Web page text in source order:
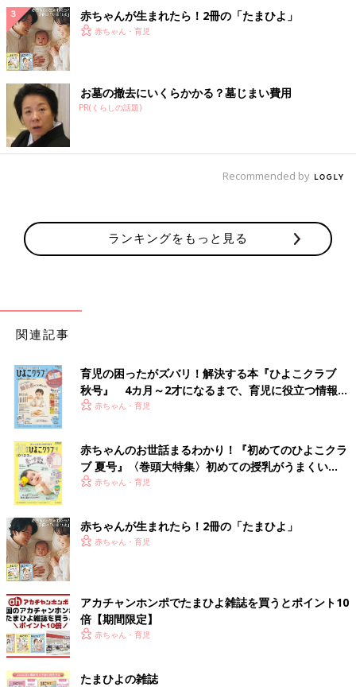
赤ちゃんが生まれたら！2冊の「たまひよ」
赤ちゃん・育児
お墓の撤去にいくらかかる？墓じまい費用
PR(くらしの話題)
Recommended by
ランキングをもっと見る
関連記事
育児の困ったがズバリ！解決する本『ひよこクラブ
秋号』 4カ月～2才になるまで、育児に役立つ情報が
いっぱい！
赤ちゃん・育児
赤ちゃんのお世話まるわかり！『初めてのひよこクラ
ブ 夏号』〈巻頭大特集〉初めての授乳がうまくい
く！ おっぱい・ミルクの基本と夏のトラブル 解決テ
赤ちゃん・育児
赤ちゃんが生まれたら！2冊の「たまひよ」
赤ちゃん・育児
アカチャンホンポでたまひよ雑誌を買うとポイント10
倍【期間限定】
赤ちゃん・育児
たまひよの雑誌